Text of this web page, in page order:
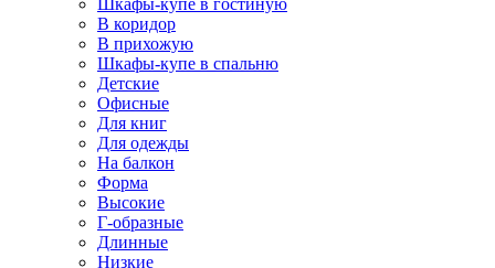
Шкафы-купе в гостиную
В коридор
В прихожую
Шкафы-купе в спальню
Детские
Офисные
Для книг
Для одежды
На балкон
Форма
Высокие
Г-образные
Длинные
Низкие